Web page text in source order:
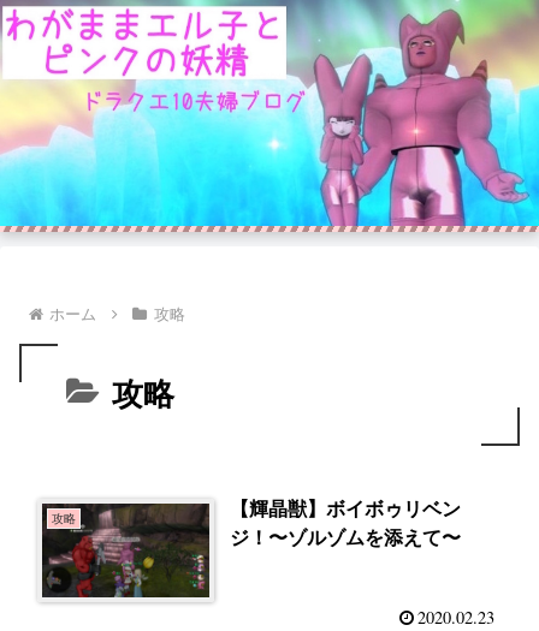
ホーム 攻略
攻略
攻略
【輝晶獣】ボイボゥリベン
ジ！〜ゾルゾムを添えて〜
2020.02.23